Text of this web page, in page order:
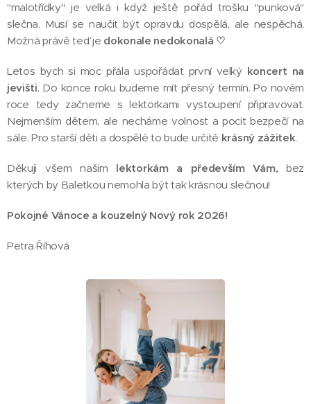
"malotřídky" je velká i když ještě pořád trošku "punková"
slečna. Musí se naučit být opravdu dospělá, ale nespěchá.
Možná právě teď je dokonale nedokonalá ♡
Letos bych si moc přála uspořádat první velký koncert na
jevišti. Do konce roku budeme mít přesný termín. Po novém
roce tedy začneme s lektorkami vystoupení připravovat.
Nejmenším dětem, ale necháme volnost a pocit bezpečí na
sále. Pro starší děti a dospělé to bude určitě krásný zážitek.
Děkuji všem našim lektorkám a především Vám, bez
kterých by Baletkou nemohla být tak krásnou slečnou!
Pokojné Vánoce a kouzelný Nový rok 2026!
Petra Říhová